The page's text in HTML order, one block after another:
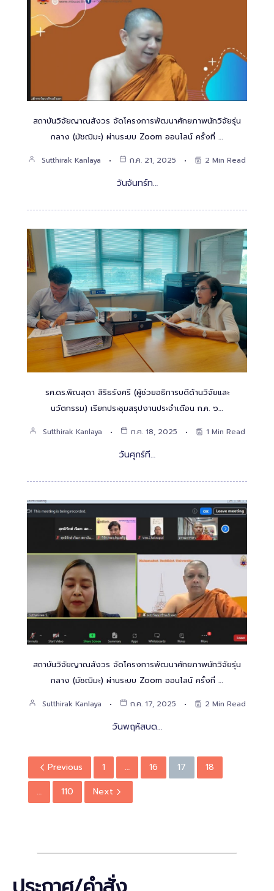
สถาบันวิจัยญาณสังวร จัดโครงการพัฒนาศักยภาพนักวิจัยรุ่น
กลาง (มัชฌิมะ) ผ่านระบบ Zoom ออนไลน์ ครั้งที่ …
Sutthirak Kanlaya ก.ค. 21, 2025 2 Min Read
วันจันทร์ท…
รศ.ดร.พิณสุดา สิริธรังศรี (ผู้ช่วยอธิการบดีด้านวิจัยและ
นวัตกรรม) เรียกประชุมสรุปงานประจำเดือน ก.ค. ๖…
Sutthirak Kanlaya ก.ค. 18, 2025 1 Min Read
วันศุกร์ที…
สถาบันวิจัยญาณสังวร จัดโครงการพัฒนาศักยภาพนักวิจัยรุ่น
กลาง (มัชฌิมะ) ผ่านระบบ Zoom ออนไลน์ ครั้งที่ …
Sutthirak Kanlaya ก.ค. 17, 2025 2 Min Read
วันพฤหัสบด…
Previous 1 … 16 17
18
…
110 Next